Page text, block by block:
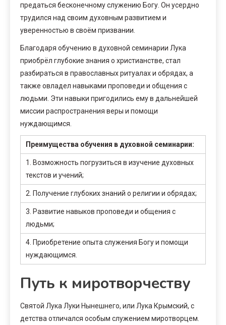
предаться бесконечному служению Богу. Он усердно
трудился над своим духовным развитием и
уверенностью в своём призвании.
Благодаря обучению в духовной семинарии Лука
приобрёл глубокие знания о христианстве, стал
разбираться в православных ритуалах и обрядах, а
также овладел навыками проповеди и общения с
людьми. Эти навыки пригодились ему в дальнейшей
миссии распространения веры и помощи
нуждающимся.
Преимущества обучения в духовной семинарии:
1. Возможность погрузиться в изучение духовных
текстов и учений;
2. Получение глубоких знаний о религии и обрядах;
3. Развитие навыков проповеди и общения с
людьми;
4. Приобретение опыта служения Богу и помощи
нуждающимся.
Путь к миротворчеству
Святой Лука Луки Нынешнего, или Лука Крымский, с
детства отличался особым служением миротворцем.